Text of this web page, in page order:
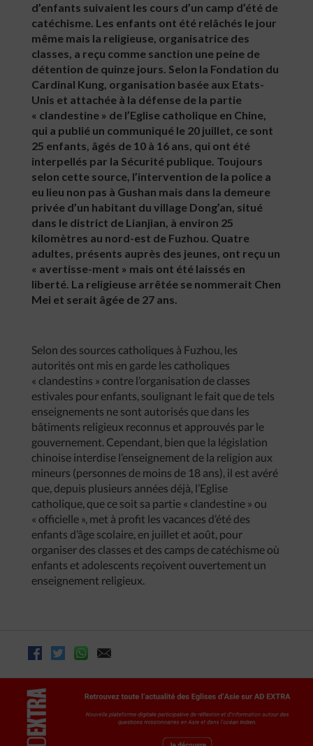
d’enfants suivaient les cours d’un camp d’été de
catéchisme. Les enfants ont été relâchés le jour
même mais la religieuse, organisatrice des
classes, a reçu comme sanction une peine de
détention de quinze jours. Selon la Fondation du
Cardinal Kung, organisation basée aux Etats-
Unis et attachée à la défense de la partie
« clandestine » de l’Eglise catholique en Chine,
qui a publié un communiqué le 20 juillet, ce sont
25 enfants, âgés de 10 à 16 ans, qui ont été
interpellés par la Sécurité publique. Toujours
selon cette source, l’intervention de la police a
eu lieu non pas à Gushan mais dans la demeure
privée d’un habitant du village Dong’an, situé
dans le district de Lianjian, à environ 25
kilomètres au nord-est de Fuzhou. Quatre
adultes, présents auprès des jeunes, ont reçu un
« avertisse-ment » mais ont été laissés en
liberté. La religieuse arrêtée se nommerait Chen
Mei et serait âgée de 27 ans.
Selon des sources catholiques à Fuzhou, les
autorités ont mis en garde les catholiques
« clandestins » contre l’organisation de classes
estivales pour enfants, soulignant le fait que de tels
enseignements ne sont autorisés que dans les
bâtiments religieux reconnus et approuvés par le
gouvernement. Cependant, bien que la législation
chinoise interdise l’enseignement de la religion aux
mineurs (personnes de moins de 18 ans), il est avéré
que, depuis plusieurs années déjà, l’Eglise
catholique, que ce soit sa partie « clandestine » ou
« officielle », met à profit les vacances d’été des
enfants d’âge scolaire, en juillet et août, pour
organiser des classes et des camps de catéchisme où
enfants et adolescents reçoivent ouvertement un
enseignement religieux.